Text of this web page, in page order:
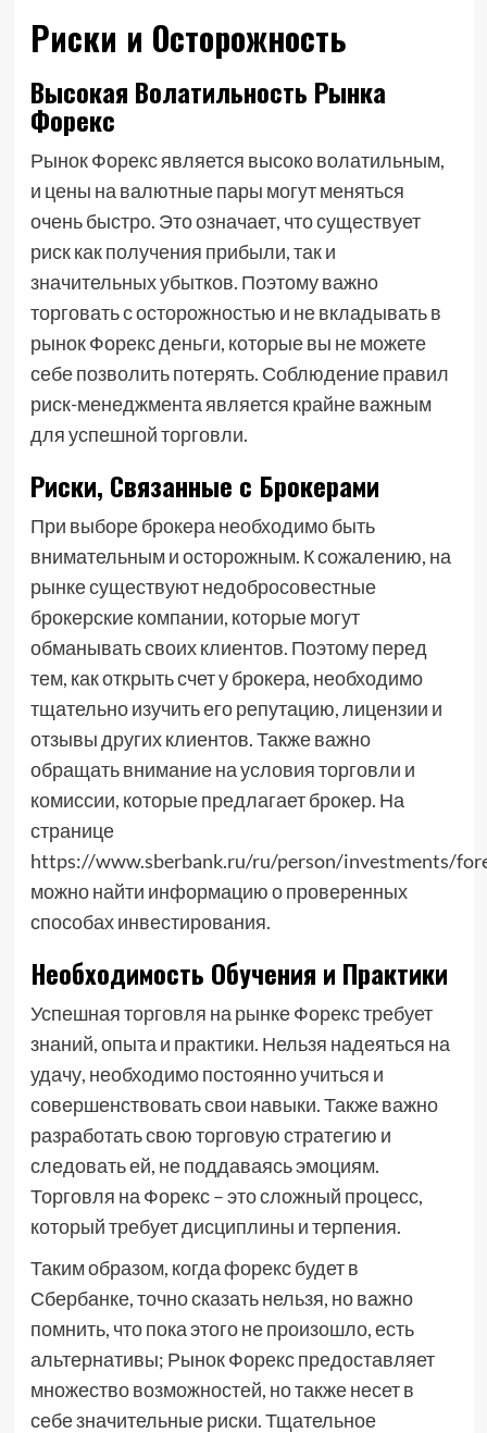
Риски и Осторожность
Высокая Волатильность Рынка
Форекс
Рынок Форекс является высоко волатильным,
и цены на валютные пары могут меняться
очень быстро. Это означает, что существует
риск как получения прибыли, так и
значительных убытков. Поэтому важно
торговать с осторожностью и не вкладывать в
рынок Форекс деньги, которые вы не можете
себе позволить потерять. Соблюдение правил
риск-менеджмента является крайне важным
для успешной торговли.
Риски, Связанные с Брокерами
При выборе брокера необходимо быть
внимательным и осторожным. К сожалению, на
рынке существуют недобросовестные
брокерские компании, которые могут
обманывать своих клиентов. Поэтому перед
тем, как открыть счет у брокера, необходимо
тщательно изучить его репутацию, лицензии и
отзывы других клиентов. Также важно
обращать внимание на условия торговли и
комиссии, которые предлагает брокер. На
странице
https://www.sberbank.ru/ru/person/investments/
можно найти информацию о проверенных
способах инвестирования.
Необходимость Обучения и Практики
Успешная торговля на рынке Форекс требует
знаний, опыта и практики. Нельзя надеяться на
удачу, необходимо постоянно учиться и
совершенствовать свои навыки. Также важно
разработать свою торговую стратегию и
следовать ей, не поддаваясь эмоциям.
Торговля на Форекс – это сложный процесс,
который требует дисциплины и терпения.
Таким образом, когда форекс будет в
Сбербанке, точно сказать нельзя, но важно
помнить, что пока этого не произошло, есть
альтернативы; Рынок Форекс предоставляет
множество возможностей, но также несет в
себе значительные риски. Тщательное